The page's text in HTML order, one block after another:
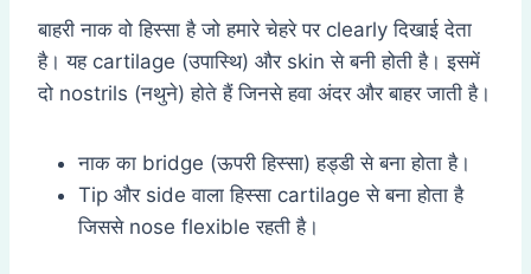
बाहरी नाक वो हिस्सा है जो हमारे चेहरे पर clearly दिखाई देता
है। यह cartilage (उपास्थि) और skin से बनी होती है। इसमें
दो nostrils (नथुने) होते हैं जिनसे हवा अंदर और बाहर जाती है।
नाक का bridge (ऊपरी हिस्सा) हड्डी से बना होता है।
Tip और side वाला हिस्सा cartilage से बना होता है
जिससे nose flexible रहती है।